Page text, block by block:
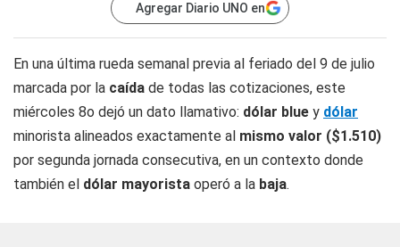
Agregar Diario UNO en
En una última rueda semanal previa al feriado del 9 de julio
marcada por la caída de todas las cotizaciones, este
miércoles 8o dejó un dato llamativo: dólar blue y dólar
minorista alineados exactamente al mismo valor ($1.510)
por segunda jornada consecutiva, en un contexto donde
también el dólar mayorista operó a la baja.